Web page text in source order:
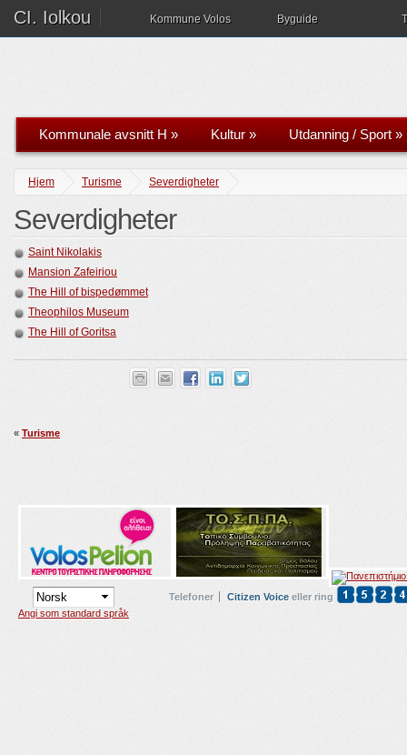
CI. Iolkou Kommune Volos Byguide
Kommunale avsnitt H » Kultur » Utdanning / Sport »
Hjem Turisme Severdigheter
Severdigheter
Saint Nikolakis
Mansion Zafeiriou
The Hill of bispedømmet
Theophilos Museum
The Hill of Goritsa
« Turisme
Angi som standard språk
Telefoner Citizen Voice eller ring